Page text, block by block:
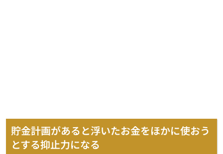
貯金計画があると浮いたお金をほかに使おう
とする抑止力になる